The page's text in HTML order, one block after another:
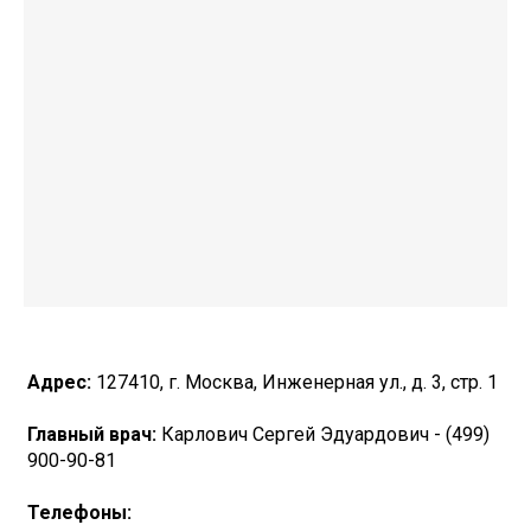
Адрес: 127410, г. Москва, Инженерная ул., д. 3, стр. 1
Главный врач: Карлович Сергей Эдуардович - (499)
900-90-81
Телефоны: